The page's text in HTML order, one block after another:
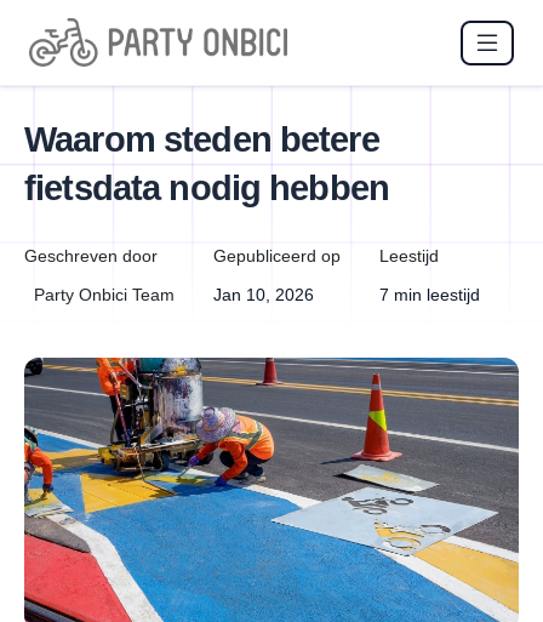
Waarom steden betere
fietsdata nodig hebben
Geschreven door
Party Onbici Team
Gepubliceerd op
Jan 10, 2026
Leestijd
7 min leestijd